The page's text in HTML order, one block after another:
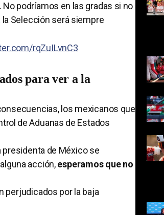
podríamos en las gradas si no
Selección será siempre
rqZuILvnC3
para ver a la
los mexicanos que
de Aduanas de Estados
presidenta de México se
acción,esperamos que no
perjudicados por la baja